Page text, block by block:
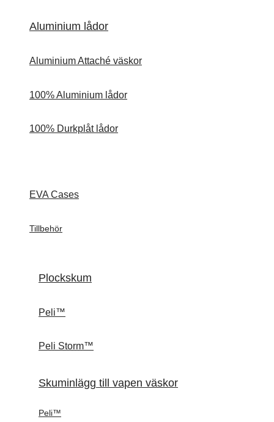
Aluminium lådor
Aluminium Attaché väskor
100% Aluminium lådor
100% Durkplåt lådor
EVA Cases
Tillbehör
Plockskum
Peli™
Peli Storm™
Skuminlägg till vapen väskor
Peli™